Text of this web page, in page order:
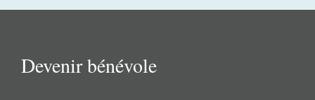
Devenir bénévole